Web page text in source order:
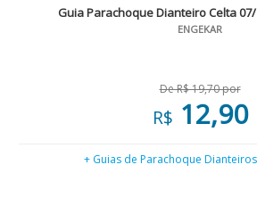
Guia Parachoque Dianteiro Celta
ENGEKAR
De R$ 19,70 por
R$ 12,90
+ Guias de Parachoque